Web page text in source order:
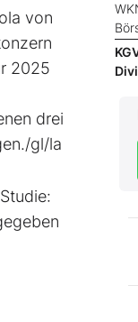
von
2025
drei
gl/la